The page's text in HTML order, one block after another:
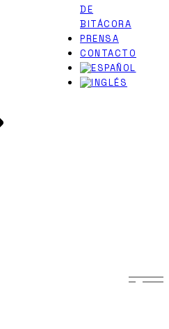
DE
BITÁCORA
PRENSA
CONTACTO